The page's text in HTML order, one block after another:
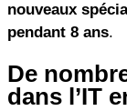
nouveaux
pendant 8 ans.
De
dans l’IT